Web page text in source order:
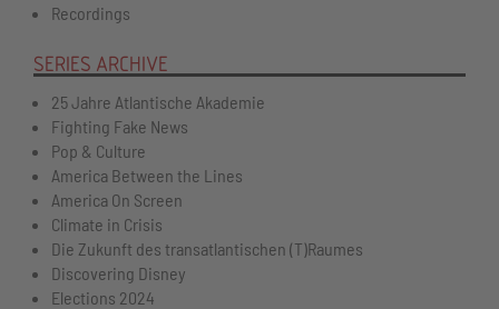
Recordings
SERIES ARCHIVE
25 Jahre Atlantische Akademie
Fighting Fake News
Pop & Culture
America Between the Lines
America On Screen
Climate in Crisis
Die Zukunft des transatlantischen (T)Raumes
Discovering Disney
Elections 2024